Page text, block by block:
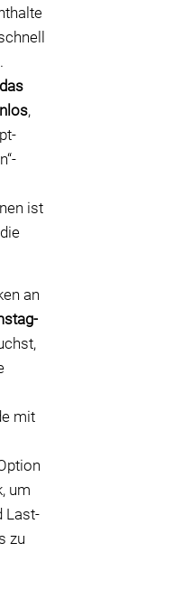
,
ist
an
mit
um
Last-
zu